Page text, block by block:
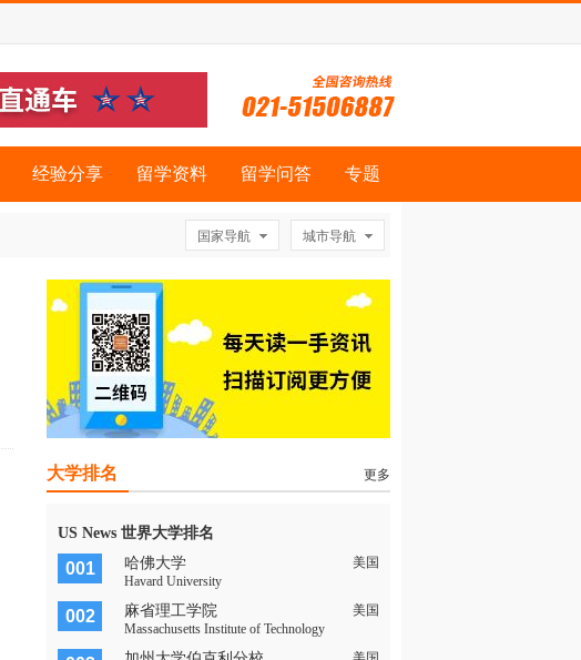
经验分享 留学资料 留学问答 专题
国家导航 城市导航
大学排名 更多
US News 世界大学排名
001 哈佛大学
美国
Havard University
002 麻省理工学院
美国
Massachusetts Institute of Technology